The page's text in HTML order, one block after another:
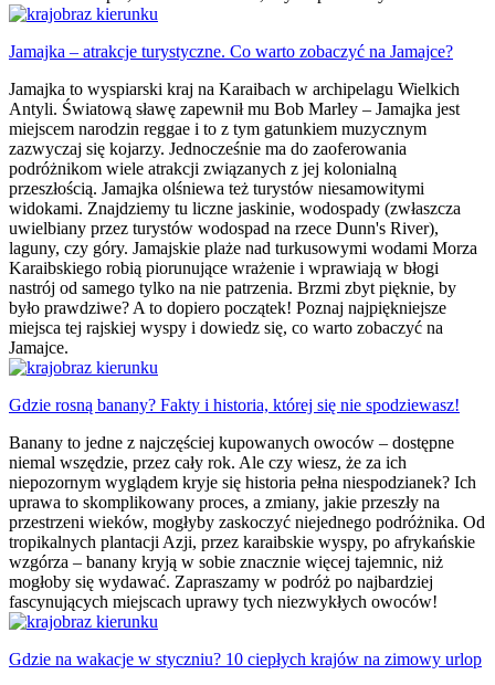
Jamajka – atrakcje turystyczne. Co warto zobaczyć na Jamajce?
Jamajka to wyspiarski kraj na Karaibach w archipelagu Wielkich
Antyli. Światową sławę zapewnił mu Bob Marley – Jamajka jest
miejscem narodzin reggae i to z tym gatunkiem muzycznym
zazwyczaj się kojarzy. Jednocześnie ma do zaoferowania
podróżnikom wiele atrakcji związanych z jej kolonialną
przeszłością. Jamajka olśniewa też turystów niesamowitymi
widokami. Znajdziemy tu liczne jaskinie, wodospady (zwłaszcza
uwielbiany przez turystów wodospad na rzece Dunn's River),
laguny, czy góry. Jamajskie plaże nad turkusowymi wodami Morza
Karaibskiego robią piorunujące wrażenie i wprawiają w błogi
nastrój od samego tylko na nie patrzenia. Brzmi zbyt pięknie, by
było prawdziwe? A to dopiero początek! Poznaj najpiękniejsze
miejsca tej rajskiej wyspy i dowiedz się, co warto zobaczyć na
Jamajce.
Gdzie rosną banany? Fakty i historia, której się nie spodziewasz!
Banany to jedne z najczęściej kupowanych owoców – dostępne
niemal wszędzie, przez cały rok. Ale czy wiesz, że za ich
niepozornym wyglądem kryje się historia pełna niespodzianek? Ich
uprawa to skomplikowany proces, a zmiany, jakie przeszły na
przestrzeni wieków, mogłyby zaskoczyć niejednego podróżnika. Od
tropikalnych plantacji Azji, przez karaibskie wyspy, po afrykańskie
wzgórza – banany kryją w sobie znacznie więcej tajemnic, niż
mogłoby się wydawać. Zapraszamy w podróż po najbardziej
fascynujących miejscach uprawy tych niezwykłych owoców!
Gdzie na wakacje w styczniu? 10 ciepłych krajów na zimowy urlop